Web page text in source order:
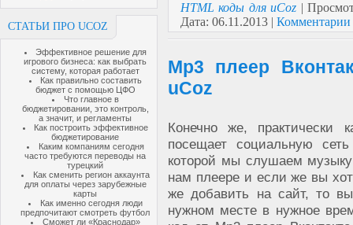
СТАТЬИ ПРО UCOZ
Эффективное решение для
игрового бизнеса: как выбрать
систему, которая работает
Как правильно составить
бюджет с помощью ЦФО
Что главное в
бюджетировании, это контроль,
а значит, и регламенты
Как построить эффективное
бюджетирование
Каким компаниям сегодня
часто требуются переводы на
турецкий
Как сменить регион аккаунта
для оплаты через зарубежные
карты
Как именно сегодня люди
предпочитают смотреть футбол
Сможет ли «Краснодар»
HTML коды для uCoz |
Дата: 06.11.2013 | Комментарии
Mp3 плеер
uCoz
Конечно же, практически
посещает социальную
которой мы слушаем
нам плеере и если же вы
же добавить на сайт, то
нужном месте в нужное